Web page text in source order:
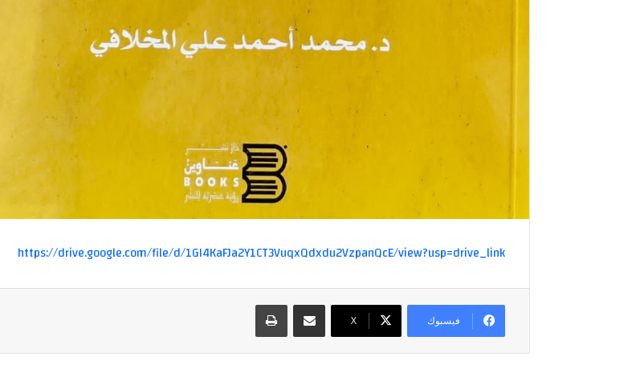
https://drive.google.com/file/d/1GI4KaFJa2Y1CT3VuqxQdxdu2VzpanQcE/view?usp=drive_link
فيسبوك X
مشاركة عبر البريد طباعة